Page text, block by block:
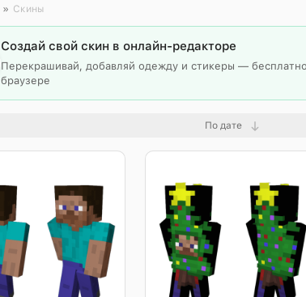
» Скины
Создай свой скин в онлайн-редакторе
Перекрашивай, добавляй одежду и стикеры —
браузере
По дате